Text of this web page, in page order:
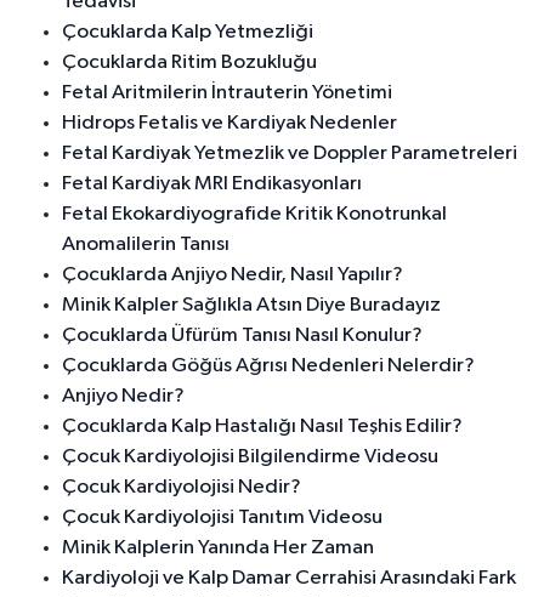
Çocuklarda Kalp Yetmezliği
Çocuklarda Ritim Bozukluğu
Fetal Aritmilerin İntrauterin Yönetimi
Hidrops Fetalis ve Kardiyak Nedenler
Fetal Kardiyak Yetmezlik ve Doppler Parametreleri
Fetal Kardiyak MRI Endikasyonları
Fetal Ekokardiyografide Kritik Konotrunkal
Anomalilerin Tanısı
Çocuklarda Anjiyo Nedir, Nasıl Yapılır?
Minik Kalpler Sağlıkla Atsın Diye Buradayız
Çocuklarda Üfürüm Tanısı Nasıl Konulur?
Çocuklarda Göğüs Ağrısı Nedenleri Nelerdir?
Anjiyo Nedir?
Çocuklarda Kalp Hastalığı Nasıl Teşhis Edilir?
Çocuk Kardiyolojisi Bilgilendirme Videosu
Çocuk Kardiyolojisi Nedir?
Çocuk Kardiyolojisi Tanıtım Videosu
Minik Kalplerin Yanında Her Zaman
Kardiyoloji ve Kalp Damar Cerrahisi Arasındaki Fark